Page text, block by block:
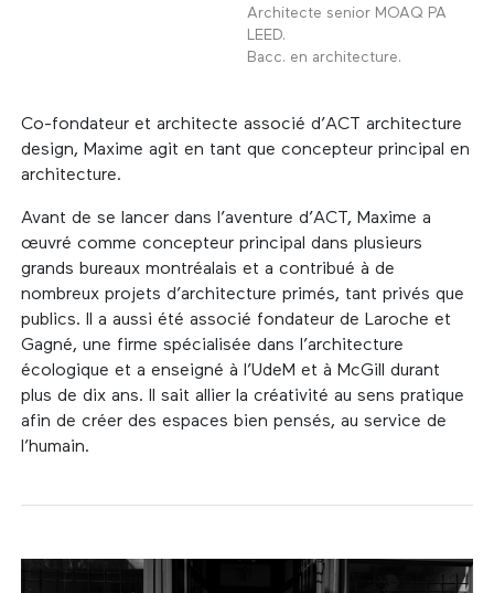
Architecte senior MOAQ PA
LEED.
Bacc. en architecture.
Co-fondateur et architecte associé d’ACT architecture
design, Maxime agit en tant que concepteur principal en
architecture.
Avant de se lancer dans l’aventure d’ACT, Maxime a
œuvré comme concepteur principal dans plusieurs
grands bureaux montréalais et a contribué à de
nombreux projets d’architecture primés, tant privés que
publics. Il a aussi été associé fondateur de Laroche et
Gagné, une firme spécialisée dans l’architecture
écologique et a enseigné à l’UdeM et à McGill durant
plus de dix ans. Il sait allier la créativité au sens pratique
afin de créer des espaces bien pensés, au service de
l’humain.